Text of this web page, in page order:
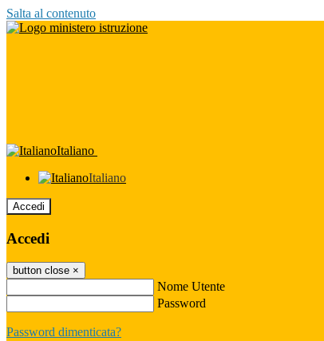
Salta al contenuto
Italiano
Italiano
Accedi
Accedi
button close ×
Nome Utente
Password
Password dimenticata?